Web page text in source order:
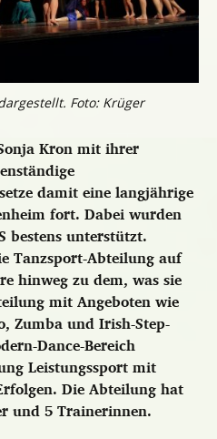
Foto: Krüger
Kron mit ihrer
damit eine langjährige
fort. Dabei wurden
bestens unterstützt.
Tanzsport-Abteilung auf
hinweg zu dem, was sie
mit Angeboten wie
Zumba und Irish-Step-
Dance-Bereich
Leistungssport mit
Die Abteilung hat
und 5 Trainerinnen.